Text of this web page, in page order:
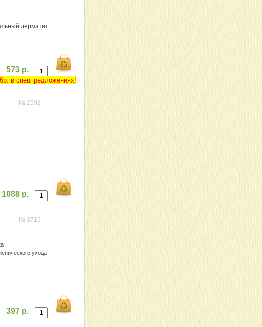
дерматит
573 р.
в спецпредложениях!
№ 2592
1088 р.
№ 3715
ухода
397 р.